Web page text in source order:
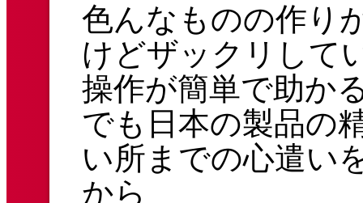
色んなものの作り
けどザックリして
操作が簡単で助か
でも日本の製品の
い所までの心遣い
から